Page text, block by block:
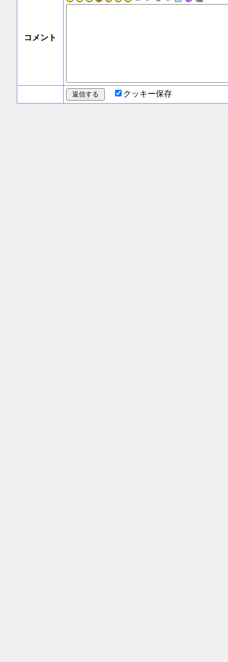
コメント
クッキー保存